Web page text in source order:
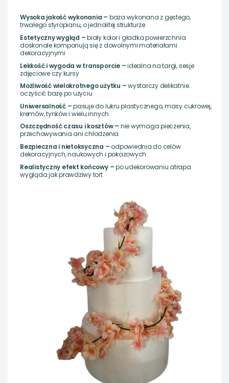
Wysoka jakość wykonania – baza wykonana z gęstego,
trwałego styropianu, o jednolitej strukturze
Estetyczny wygląd –biały kolor i gładka powierzchnia
doskonale komponują się z dowolnymi materiałami
dekoracyjnymi
Lekkość i wygoda w transporcie –idealna na targi, sesje
zdjęciowe czy kursy
Możliwość wielokrotnego użytku –wystarczy delikatnie
oczyścić bazę po użyciu
Uniwersalność –pasuje do lukru plastycznego, masy cukrowej,
kremów, tynków i wielu innych
Oszczędność czasu i kosztów – nie wymaga pieczenia,
przechowywania ani chłodzenia
Bezpieczna i nietoksyczna –odpowiednia do celów
dekoracyjnych, naukowych i pokazowych
Realistyczny efekt końcowy –po udekorowaniu atrapa
wygląda jak prawdziwy tort